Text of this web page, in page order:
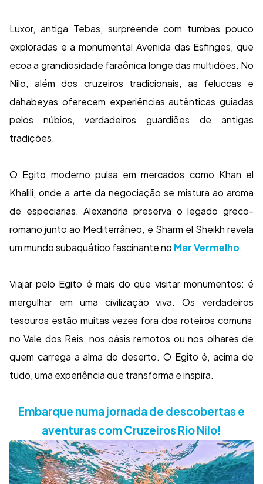
Luxor, antiga Tebas, surpreende com tumbas pouco
exploradas e a monumental Avenida das Esfinges, que
ecoa a grandiosidade faraônica longe das multidões. No
Nilo, além dos cruzeiros tradicionais, as feluccas e
dahabeyas oferecem experiências autênticas guiadas
pelos núbios, verdadeiros guardiões de antigas
tradições.
O Egito moderno pulsa em mercados como Khan el
Khalili, onde a arte da negociação se mistura ao aroma
de especiarias. Alexandria preserva o legado greco-
romano junto ao Mediterrâneo, e Sharm el Sheikh revela
um mundo subaquático fascinante no Mar Vermelho.
Viajar pelo Egito é mais do que visitar monumentos: é
mergulhar em uma civilização viva. Os verdadeiros
tesouros estão muitas vezes fora dos roteiros comuns
no Vale dos Reis, nos oásis remotos ou nos olhares de
quem carrega a alma do deserto. O Egito é, acima de
tudo, uma experiência que transforma e inspira.
Embarque numa jornada de descobertas e
aventuras com Cruzeiros Rio Nilo!